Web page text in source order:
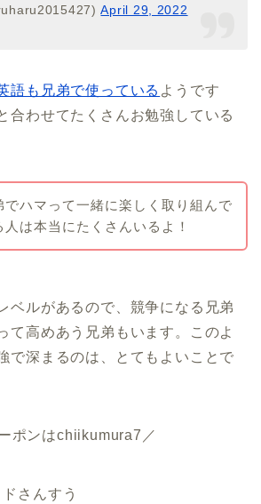
April 29, 2022
語も兄弟で使っている ようです
合わせてたくさんお勉強している
でハマって一緒に楽しく取り組んで
人は本当にたくさんいるよ！
ベルがあるので、競争になる兄弟
て高めあう兄弟もいます。このよ
で深まるのは、とてもよいことで
ポンはchiikumura7／
ドさんすう